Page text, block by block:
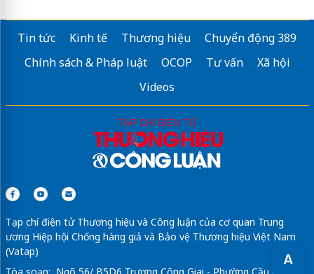
A
Tin tức Kinh tế Thương hiệu
Chuyển động 389
Chính sách & Pháp luật
OCOP Tư vấn
Xã hội
Videos
Tạp chí điện tử Thương hiệu và Công luận của cơ quan Trung
ương Hiệp hội Chống hàng giả và Bảo vệ Thương hiệu Việt Nam
(Vatap)